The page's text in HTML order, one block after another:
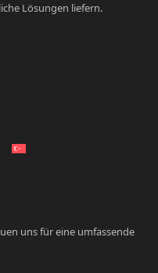
Lösungen liefern.
uns für eine umfassende